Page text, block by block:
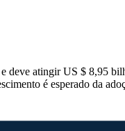
atingir US $ 8,95
é esperado da